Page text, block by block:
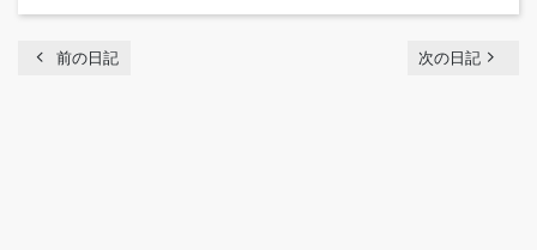
chevron_left 前の日記 次の日記 navigate_next